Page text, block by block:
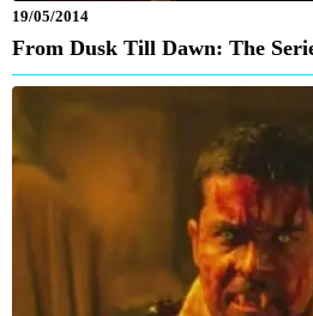
19/05/2014
From Dusk Till Dawn: The